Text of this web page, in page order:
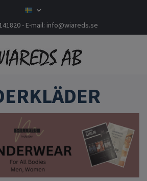
- E-mail: info@wiareds.se